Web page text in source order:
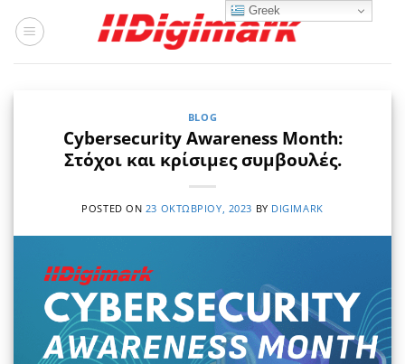
στο
BLOG
Cybersecurity Awareness Month:
Στόχοι και κρίσιμες συμβουλές.
POSTED ON 23 ΟΚΤΩΒΡΊΟΥ, 2023 BY DIGIMARK
Greek